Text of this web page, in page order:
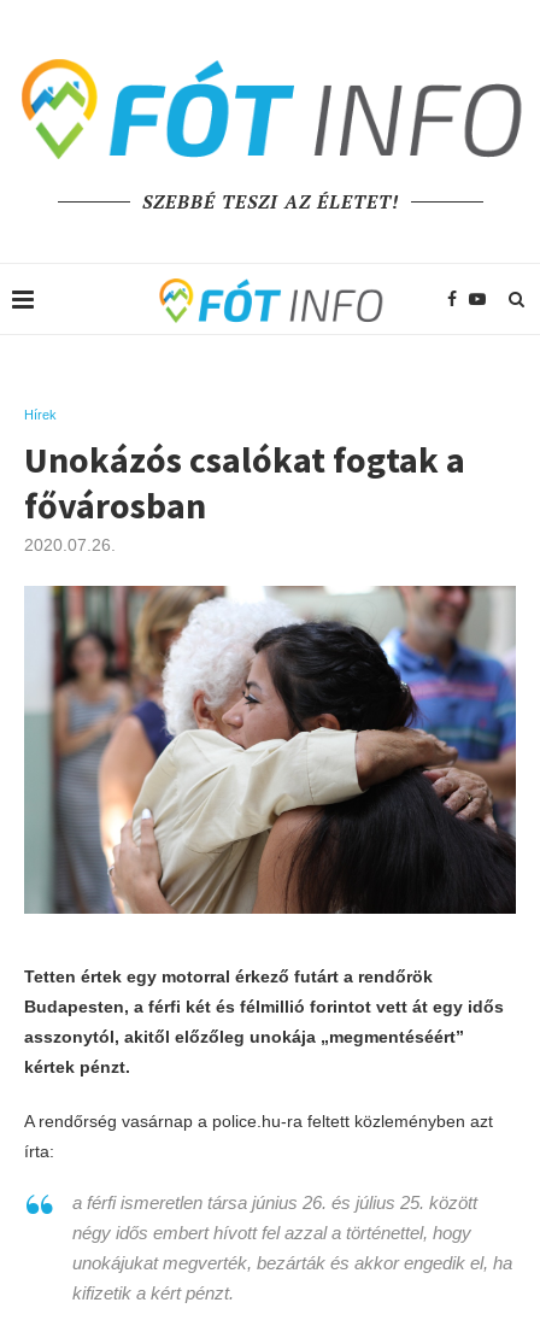
SZEBBÉ TESZI AZ ÉLETET!
Hírek
Unokázós csalókat fogtak a
fővárosban
2020.07.26.
Tetten értek egy motorral érkező futárt a rendőrök
Budapesten, a férfi két és félmillió forintot vett át egy idős
asszonytól, akitől előzőleg unokája „megmentéséért”
kértek pénzt.
A rendőrség vasárnap a police.hu-ra feltett közleményben azt
írta:
a férfi ismeretlen társa június 26. és július 25. között
négy idős embert hívott fel azzal a történettel, hogy
unokájukat megverték, bezárták és akkor engedik el, ha
kifizetik a kért pénzt.